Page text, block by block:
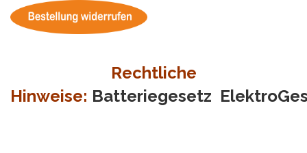
Rechtliche
Hinweise: Batteriegesetz